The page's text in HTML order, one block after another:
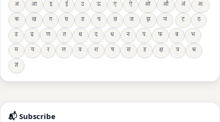
अ आ इ ई उ ऊ ए ऐ ओ औ अं
अः
क
ख ग घ ङ च छ ज झ ञ ट
ठ
ड
ढ ण त थ द ध न प फ ब
भ
म
य र ल व श ष स ह क्ष त्र
श्र
ज्ञ
📬 Subscribe